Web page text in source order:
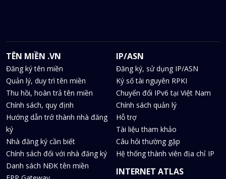
TÊN MIỀN .VN
Đăng ký tên miền
Quản lý, duy trì tên miền
Thu hồi, hoàn trả tên miền
Chính sách, quy định
Hướng dẫn trở thành nhà đăng
ký
Nhà đăng ký cần biết
Chính sách đối với nhà đăng ký
Danh sách NĐK tên miền
IP/ASN
Đăng ký, sử dụng IP/ASN
Ký số tài nguyên RPKI
Chuyển đổi IPv6 tại Việt Nam
Chính sách quản lý
Hỗ trợ
Tài liệu tham khảo
Câu hỏi thường gặp
Hệ thống thành viên địa chỉ IP
INTERNET ATLAS